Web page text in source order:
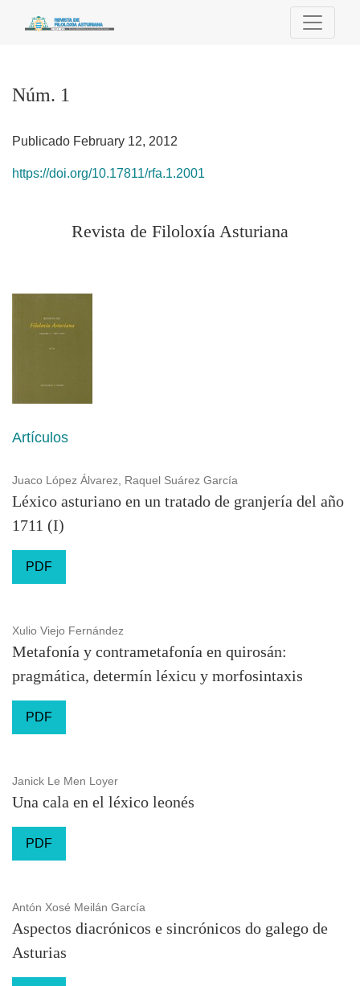
Núm. 1
Publicado February 12, 2012
https://doi.org/10.17811/rfa.1.2001
Revista de Filoloxía Asturiana
Artículos
Juaco López Álvarez, Raquel Suárez García
Léxico asturiano en un tratado de granjería del año
1711 (I)
PDF
Xulio Viejo Fernández
Metafonía y contrametafonía en quirosán:
pragmática, determín léxicu y morfosintaxis
PDF
Janick Le Men Loyer
Una cala en el léxico leonés
PDF
Antón Xosé Meilán García
Aspectos diacrónicos e sincrónicos do galego de
Asturias